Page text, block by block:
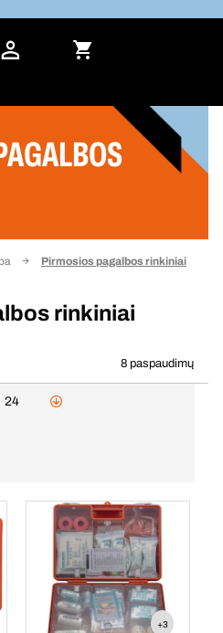
Pirmosios pagalbos rinkiniai
rinkiniai
8 paspaudimų
24
+3